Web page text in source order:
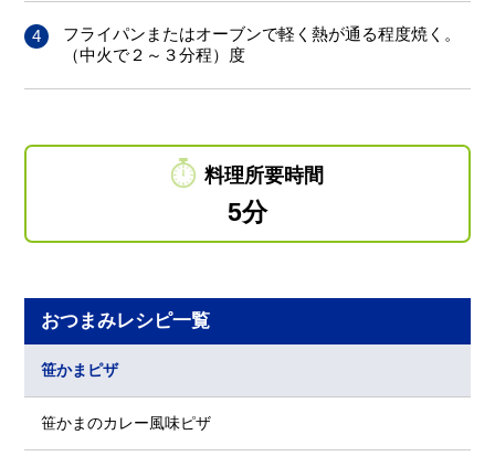
フライパンまたはオーブンで軽く熱が通る程度焼く。
（中火で２～３分程）度
料理所要時間
5分
おつまみレシピ一覧
笹かまピザ
笹かまのカレー風味ピザ